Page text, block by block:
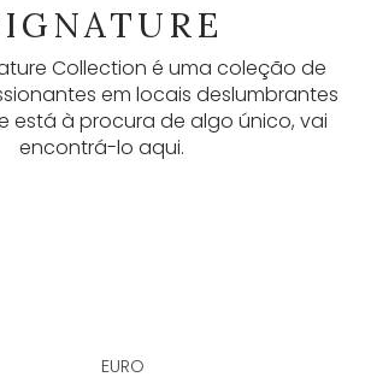
fornecem muitas
anúncios mais recentes e
se aqui.
Collection é uma coleção de
em locais deslumbrantes
está à procura de algo único, vai
encontrá-lo aqui.
EURO